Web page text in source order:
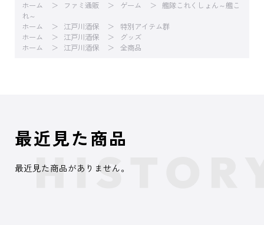
ホーム
ファミ通販 ゲーム
艦隊これくしょん～艦こ
れ～
ホーム
江戸川酒保
特別アイテム群
ホーム
江戸川酒保
グッズ
ホーム
江戸川酒保 全商品
最近見た商品
最近見た商品がありません。